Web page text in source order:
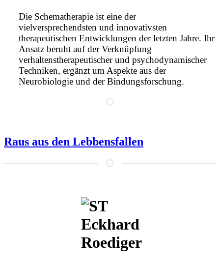
Die Schematherapie ist eine der
vielversprechendsten und innovativsten
therapeutischen Entwicklungen der letzten Jahre. Ihr
Ansatz beruht auf der Verknüpfung
verhaltenstherapeutischer und psychodynamischer
Techniken, ergänzt um Aspekte aus der
Neurobiologie und der Bindungsforschung.
Raus aus den Lebbensfallen